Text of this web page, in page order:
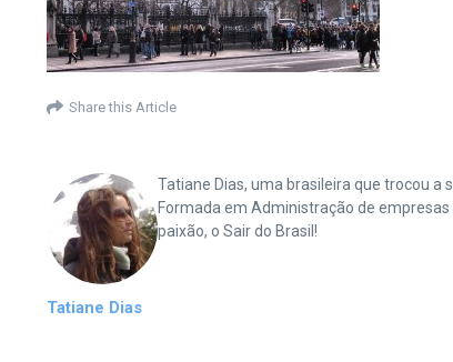
Share this Article
Tatiane Dias
Tatiane Dias, uma brasileira que trocou a
Formada em Administração de
paixão, o Sair do Brasil!